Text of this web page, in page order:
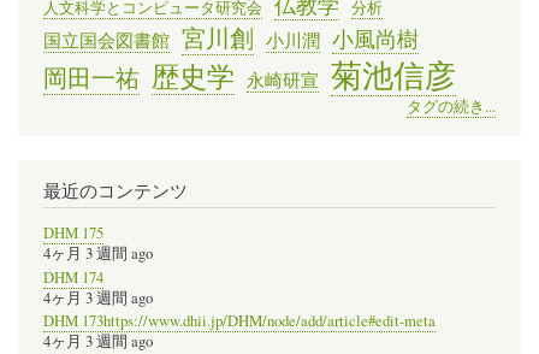
人文科学とコンピュータ研究会
分析
国立国会図書館 宮川創 小川潤 小風尚樹
岡田一祐 歴史学 永崎研宣 菊池信彦
タグの続き...
最近のコンテンツ
DHM 175
4ヶ月 3 週間 ago
DHM 174
4ヶ月 3 週間 ago
DHM 173https://www.dhii.jp/DHM/node/add/article#edit-meta
4ヶ月 3 週間 ago